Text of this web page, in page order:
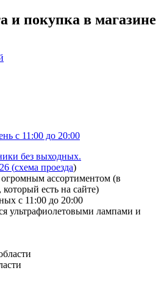
и покупка в магазине
с 11:00 до 20:00
без выходных.
(схема проезда)
ассортиментом (в
есть на сайте)
с 11:00 до 20:00
ультрафиолетовыми лампами и